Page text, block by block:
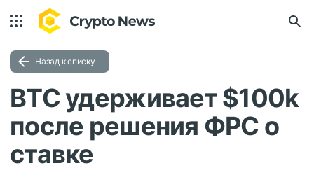
Назад к списку
BTC удерживает $100k
после решения ФРС о
ставке